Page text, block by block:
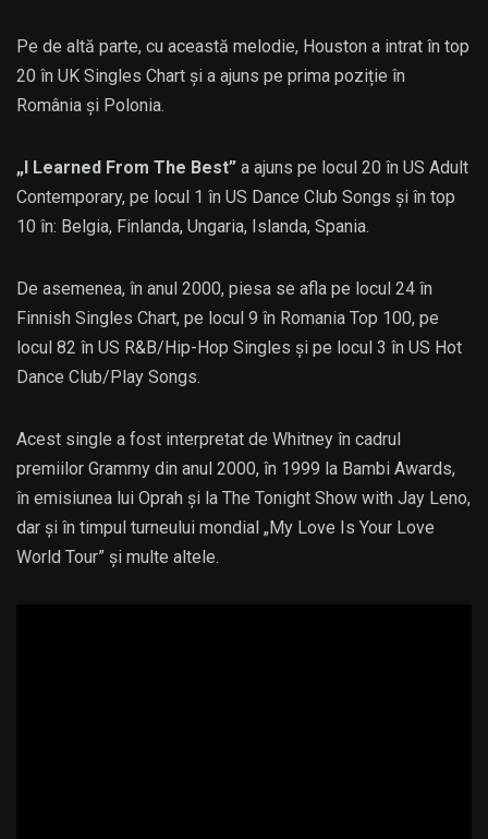
Pe de altă parte, cu această melodie, Houston a intrat în top
20 în UK Singles Chart și a ajuns pe prima poziție în
România și Polonia.
„I Learned From The Best” a ajuns pe locul 20 în US Adult
Contemporary, pe locul 1 în US Dance Club Songs și în top
10 în: Belgia, Finlanda, Ungaria, Islanda, Spania.
De asemenea, în anul 2000, piesa se afla pe locul 24 în
Finnish Singles Chart, pe locul 9 în Romania Top 100, pe
locul 82 în US R&B/Hip-Hop Singles și pe locul 3 în US Hot
Dance Club/Play Songs.
Acest single a fost interpretat de Whitney în cadrul
premiilor Grammy din anul 2000, în 1999 la Bambi Awards,
în emisiunea lui Oprah și la The Tonight Show with Jay Leno,
dar și în timpul turneului mondial „My Love Is Your Love
World Tour” și multe altele.